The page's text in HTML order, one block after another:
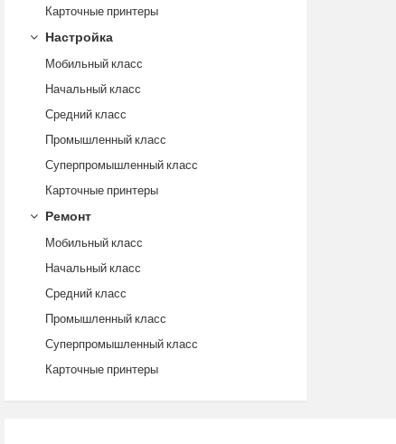
Карточные принтеры
Настройка
Мобильный класс
Начальный класс
Средний класс
Промышленный класс
Суперпромышленный класс
Карточные принтеры
Ремонт
Мобильный класс
Начальный класс
Средний класс
Промышленный класс
Суперпромышленный класс
Карточные принтеры